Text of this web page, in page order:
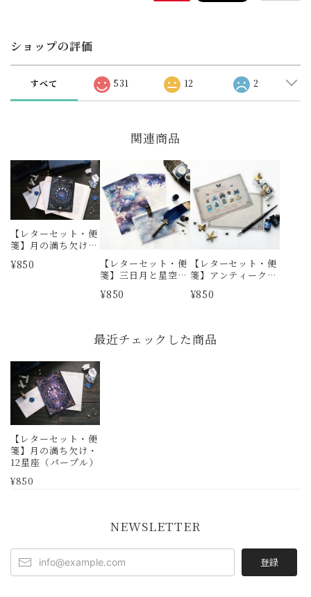
ショップの評価
すべて 531 12 2
関連商品
【レターセット・便
箋】月の満ち欠け・
ト（ギャラクシー）
¥850
【レターセット・便
箋】三日月と星空の
ト
¥850
【レターセット・便
箋】アンティークコ
ターセット
¥850
最近チェックした商品
【レターセット・便
箋】月の満ち欠け・
12星座（パープル）
¥850
NEWSLETTER
登録